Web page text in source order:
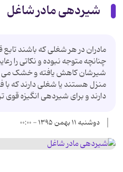
شیردهی مادر شاغل
مادران در هر شغلی که باشند
چنانچه متوجه نبوده و نکاتی را
شیرشان کاهش یافته و خشک می
منزل هستند یا شغلی دارند که
دارند و برای شیردهی انگیزه قوی
دوشنبه ۱۱ بهمن ۱۳۹۵ - ۰۰:۰۰